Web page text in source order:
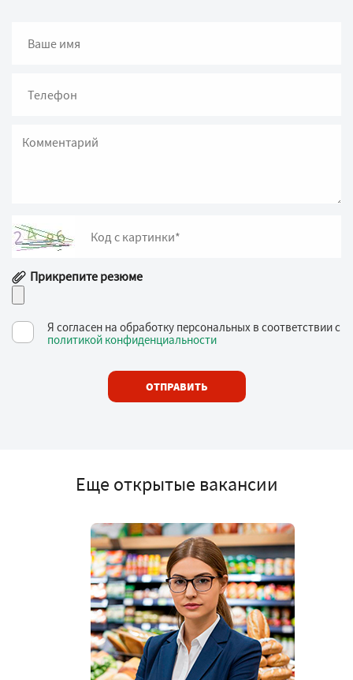
Я согласен на обработку персональных в соответствии с
политикой конфиденциальности
ОТПРАВИТЬ
Еще открытые вакансии